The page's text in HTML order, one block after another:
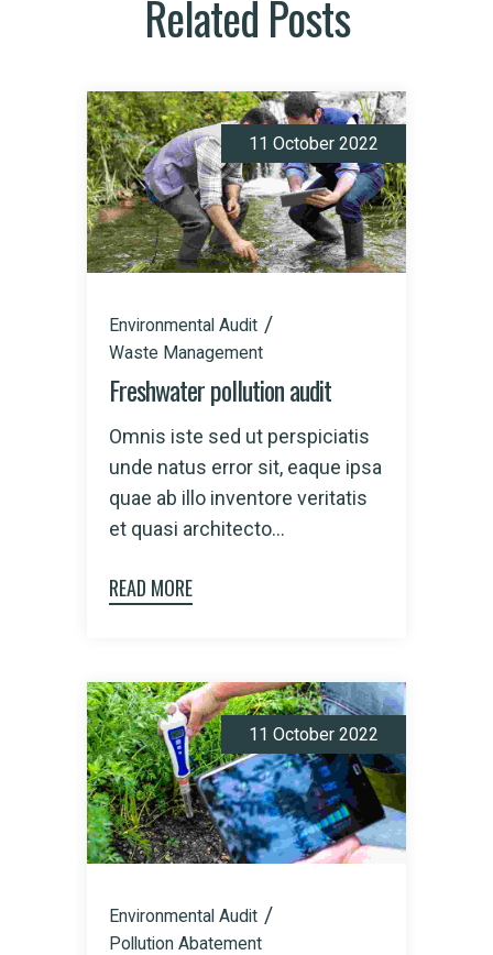
Related Posts
11 October 2022
Environmental Audit
Waste Management
Freshwater pollution audit
Omnis iste sed ut perspiciatis
unde natus error sit, eaque ipsa
quae ab illo inventore veritatis
et quasi architecto...
READ MORE
11 October 2022
Environmental Audit
Pollution Abatement